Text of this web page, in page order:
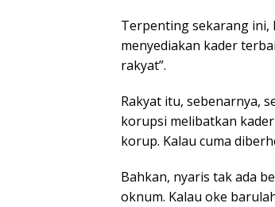
Terpenting sekarang ini,
menyediakan kader
rakyat”.
Rakyat itu, sebenarnya,
korupsi melibatkan
korup. Kalau cuma
Bahkan, nyaris tak ada
oknum. Kalau oke